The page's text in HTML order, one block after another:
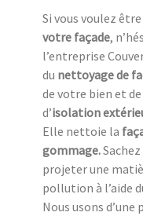
Si vous voulez
votre façade,
l’entreprise
du nettoyage de
de votre bien et
d’isolation
Elle nettoie la
gommage.
projeter une
pollution à l’aide
Nous usons